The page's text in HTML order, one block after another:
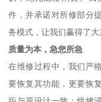
件，并承诺对所修部分
务模式，让我们赢得了大
质量为本，急您所急
在维修过程中，我们严
要恢复其功能，更要恢